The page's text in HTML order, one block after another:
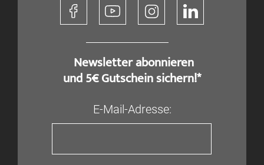
​ Newsletter abonnieren
und 5€ Gutschein sichern!*
E-Mail-Adresse: